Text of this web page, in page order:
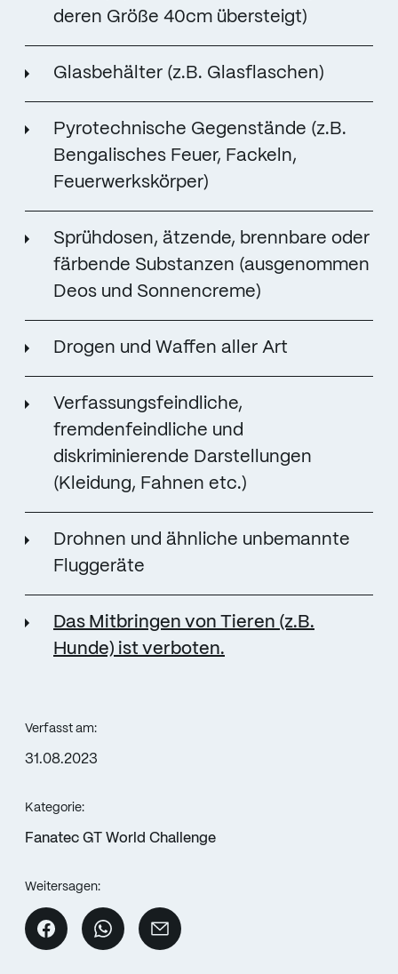
deren Größe 40cm übersteigt)
Glasbehälter (z.B. Glasflaschen)
Pyrotechnische Gegenstände (z.B.
Bengalisches Feuer, Fackeln,
Feuerwerkskörper)
Sprühdosen, ätzende, brennbare oder
färbende Substanzen (ausgenommen
Deos und Sonnencreme)
Drogen und Waffen aller Art
Verfassungsfeindliche,
fremdenfeindliche und
diskriminierende Darstellungen
(Kleidung, Fahnen etc.)
Drohnen und ähnliche unbemannte
Fluggeräte
Das Mitbringen von Tieren (z.B.
Hunde) ist verboten.
Verfasst am:
31.08.2023
Kategorie:
Fanatec GT World Challenge
Weitersagen: